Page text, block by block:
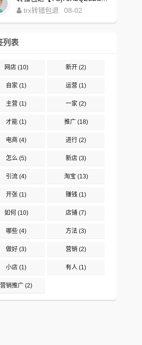
trx转错包退
08-02
列表
网店(10) 新开 (2)
自家 (1) 运营 (1)
主营 (1) 一家 (2)
才能 (1) 推广(18)
电商 (4) 进行 (2)
怎么 (5) 新店 (3)
引流 (4) 淘宝 (13)
开张 (1) 赚钱 (1)
如何 (10) 店铺 (7)
哪些 (4) 方法 (3)
做好 (3) 营销 (2)
小店 (1) 有人 (1)
营销推广 (2)